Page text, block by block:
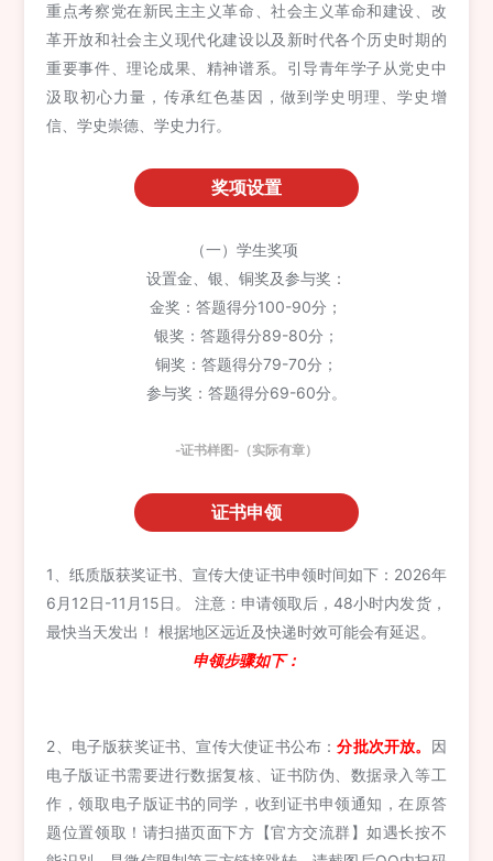
重点考察党在新民主主义革命、社会主义革命和建设、改
革开放和社会主义现代化建设以及新时代各个历史时期的
重要事件、理论成果、精神谱系。引导青年学子从党史中
汲取初心力量，传承红色基因，做到学史明理、学史增
信、学史崇德、学史力行。
奖项设置
（一）学生奖项
设置金、银、铜奖及参与奖：
金奖：答题得分100-90分；
银奖：答题得分89-80分；
铜奖：答题得分79-70分；
参与奖：答题得分69-60分。
-证书样图-（实际有章）
证书申领
1、纸质版获奖证书、宣传大使证书申领时间如下：2026年
6月12日-11月15日。 注意：申请领取后，48小时内发货，
最快当天发出！ 根据地区远近及快递时效可能会有延迟。
申领步骤如下：
2、电子版获奖证书、宣传大使证书公布：分批次开放。 因
电子版证书需要进行数据复核、证书防伪、数据录入等工
作，领取电子版证书的同学，收到证书申领通知，在原答
题位置领取！请扫描页面下方【官方交流群】如遇长按不